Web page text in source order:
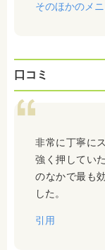
そのほかのメ
口コミ
非常に丁寧に
強く押してい
のなかで最も
した。
引用